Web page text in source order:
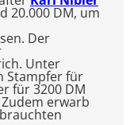
20.000 DM, um
Der
Unter
Stampfer für
für 3200 DM
erwarb